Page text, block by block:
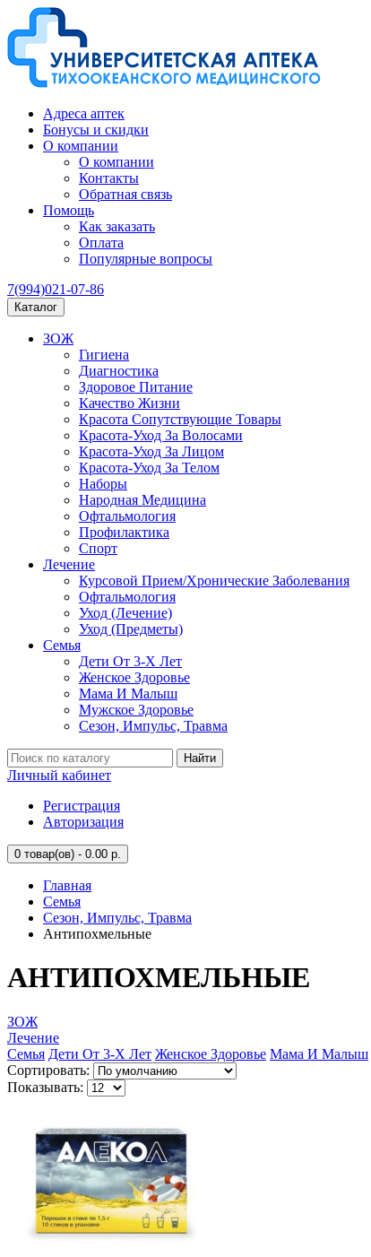
Адреса аптек
Бонусы и скидки
О компании
О компании
Контакты
Обратная связь
Помощь
Как заказать
Оплата
Популярные вопросы
7(994)021-07-86
Каталог
ЗОЖ
Гигиена
Диагностика
Здоровое Питание
Качество Жизни
Красота Сопутствующие Товары
Красота-Уход За Волосами
Красота-Уход За Лицом
Красота-Уход За Телом
Наборы
Народная Медицина
Офтальмология
Профилактика
Спорт
Лечение
Курсовой Прием/Хронические Заболевания
Офтальмология
Уход (Лечение)
Уход (Предметы)
Семья
Дети От 3-Х Лет
Женское Здоровье
Мама И Малыш
Мужское Здоровье
Сезон, Импульс, Травма
Найти
Личный кабинет
Регистрация
Авторизация
0 товар(ов) - 0.00 р.
Главная
Семья
Сезон, Импульс, Травма
Антипохмельные
АНТИПОХМЕЛЬНЫЕ
ЗОЖ
Лечение
Семья Дети От 3-Х Лет Женское Здоровье Мама И Малыш
Сортировать:
Показывать: